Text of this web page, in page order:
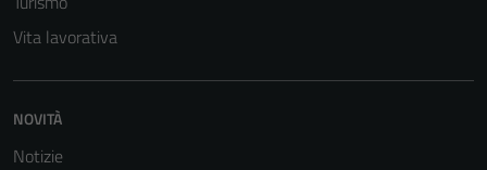
Vita lavorativa
NOVITÀ
Notizie